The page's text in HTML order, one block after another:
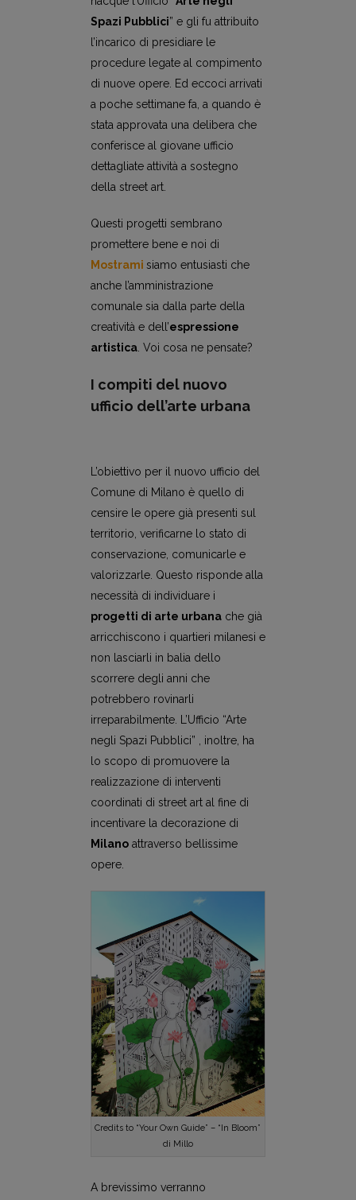
Spazi Pubblici” e gli fu attribuito
l’incarico di presidiare le
procedure legate al compimento
di nuove opere. Ed eccoci arrivati
a poche settimane fa, a quando è
stata approvata una delibera che
conferisce al giovane ufficio
dettagliate attività a sostegno
della street art.
Questi progetti sembrano
promettere bene e noi di
Mostrami siamo entusiasti che
anche l’amministrazione
comunale sia dalla parte della
creatività e dell’espressione
artistica. Voi cosa ne pensate?
I compiti del nuovo
ufficio dell’arte urbana
L’obiettivo per il nuovo ufficio del
Comune di Milano è quello di
censire le opere già presenti sul
territorio, verificarne lo stato di
conservazione, comunicarle e
valorizzarle. Questo risponde alla
necessità di individuare i
progetti di arte urbanache già
arricchiscono i quartieri milanesi e
non lasciarli in balia dello
scorrere degli anni che
potrebbero rovinarli
irreparabilmente. L’Ufficio “Arte
negli Spazi Pubblici” , inoltre, ha
lo scopo di promuovere la
realizzazione di interventi
coordinati di street art al fine di
incentivare la decorazione di
Milanoattraverso bellissime
opere.
Credits to “Your Own Guide” – “In Bloom”
di Millo
A brevissimo verranno